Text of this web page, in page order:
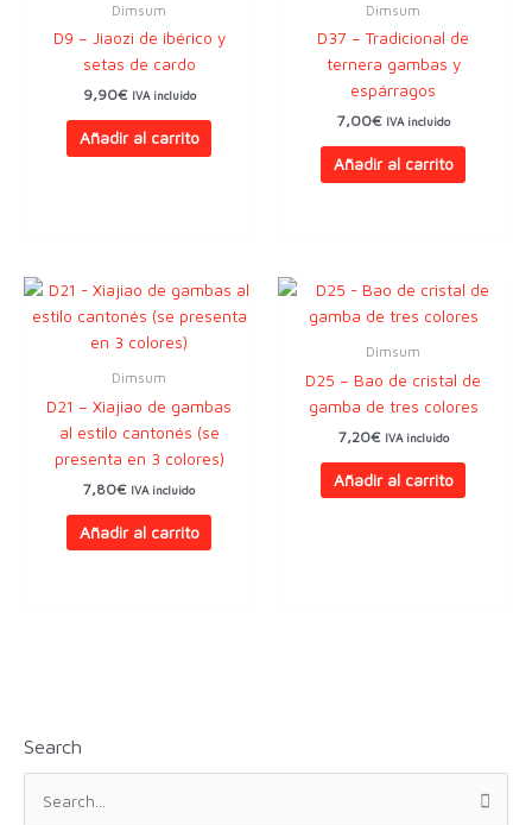
Dimsum
D9 – Jiaozi de ibérico y
setas de cardo
9,90€ IVA incluido
Añadir al carrito
Dimsum
D37 – Tradicional de
ternera gambas y
espárragos
7,00€ IVA incluido
Añadir al carrito
Dimsum
D21 – Xiajiao de gambas
al estilo cantonés (se
presenta en 3 colores)
7,80€ IVA incluido
Añadir al carrito
Dimsum
D25 – Bao de cristal de
gamba de tres colores
7,20€ IVA incluido
Añadir al carrito
Search